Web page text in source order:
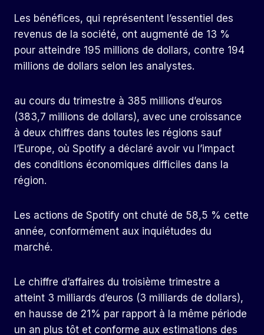
Les bénéfices, qui représentent l’essentiel des
revenus de la société, ont augmenté de 13 %
pour atteindre 195 millions de dollars, contre 194
millions de dollars selon les analystes.
au cours du trimestre à 385 millions d’euros
(383,7 millions de dollars), avec une croissance
à deux chiffres dans toutes les régions sauf
l’Europe, où Spotify a déclaré avoir vu l’impact
des conditions économiques difficiles dans la
région.
Les actions de Spotify ont chuté de 58,5 % cette
année, conformément aux inquiétudes du
marché.
Le chiffre d’affaires du troisième trimestre a
atteint 3 milliards d’euros (3 milliards de dollars),
en hausse de 21% par rapport à la même période
un an plus tôt et conforme aux estimations des